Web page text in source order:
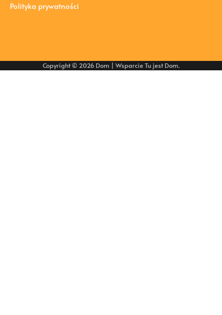
Polityka prywatności
Copyright © 2026 Dom | WsparcieTu jest Dom.